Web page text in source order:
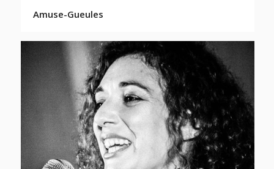
Amuse-Gueules